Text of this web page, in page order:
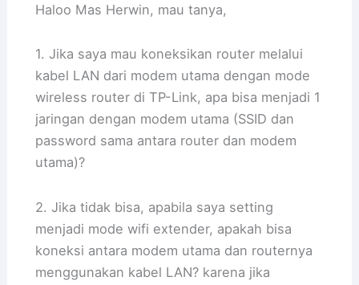
Haloo Mas Herwin, mau tanya,
1. Jika saya mau koneksikan router melalui
kabel LAN dari modem utama dengan mode
wireless router di TP-Link, apa bisa menjadi 1
jaringan dengan modem utama (SSID dan
password sama antara router dan modem
utama)?
2. Jika tidak bisa, apabila saya setting
menjadi mode wifi extender, apakah bisa
koneksi antara modem utama dan routernya
menggunakan kabel LAN? karena jika